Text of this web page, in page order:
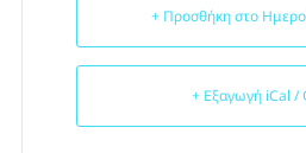
+ Προσθήκη στο
+ Εξαγωγή iCal /